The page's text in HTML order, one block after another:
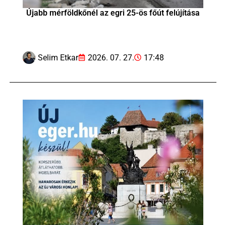
Újabb mérföldkőnél az egri 25-ös főút felújítása
Selim Etkar 2026. 07. 27. 17:48